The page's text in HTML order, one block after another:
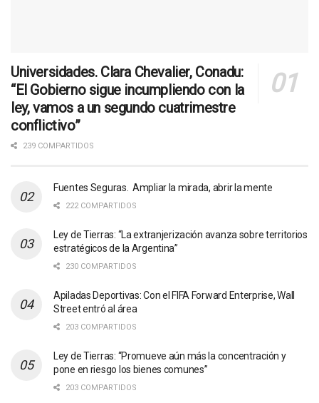
Universidades. Clara Chevalier, Conadu:
“El Gobierno sigue incumpliendo con la
ley, vamos a un segundo cuatrimestre
conflictivo”
239 COMPARTIDOS
Fuentes Seguras. Ampliar la mirada, abrir la mente
222 COMPARTIDOS
Ley de Tierras: “La extranjerización avanza sobre territorios
estratégicos de la Argentina”
230 COMPARTIDOS
Apiladas Deportivas: Con el FIFA Forward Enterprise, Wall
Street entró al área
203 COMPARTIDOS
Ley de Tierras: “Promueve aún más la concentración y
pone en riesgo los bienes comunes”
203 COMPARTIDOS